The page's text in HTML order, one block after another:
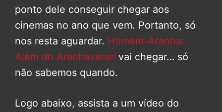
ponto dele conseguir chegar aos
cinemas no ano que vem. Portanto, só
nos resta aguardar. Homem-Aranha:
Além do Aranhaverso vai chegar… só
não sabemos quando.
Logo abaixo, assista a um vídeo do